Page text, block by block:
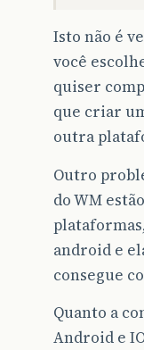
Isto não é
você
quiser
que criar
outra
Outro
do WM
android e
consegue
Quanto a
Android e